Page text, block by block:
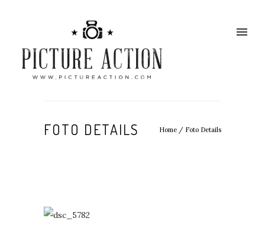
FOTO DETAILS Home / Foto Details